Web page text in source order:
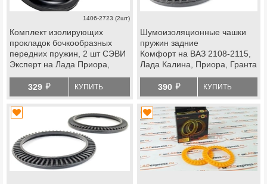
1406-2723 (2шт)
Комплект изолирующих
прокладок бочкообразных
передних пружин, 2 шт СЭВИ
Эксперт на Лада Приора,
Гранта, Гранта fl, datsun
329 й КУПИТЬ
Шумоизоляционные чашки
пружин задние
Комфорт на ВАЗ 2108-2115,
Лада Калина, Приора, Гранта
390 й КУПИТЬ